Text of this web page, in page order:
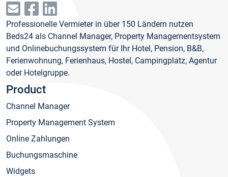
Professionelle Vermieter in über 150 Ländern nutzen
Beds24 als Channel Manager, Property Managementsystem
und Onlinebuchungssystem für Ihr Hotel, Pension, B&B,
Ferienwohnung, Ferienhaus, Hostel, Campingplatz, Agentur
oder Hotelgruppe.
Product
Channel Manager
Property Management System
Online Zahlungen
Buchungsmaschine
Widgets